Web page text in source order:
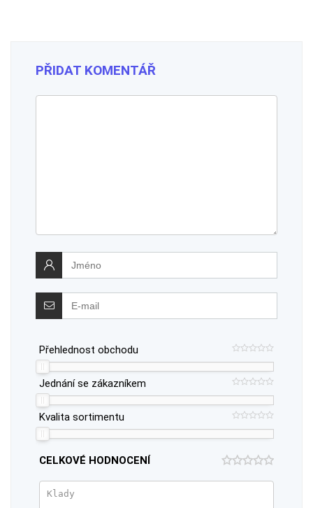
PŘIDAT KOMENTÁŘ
Přehlednost obchodu
Jednání se zákazníkem
Kvalita sortimentu
CELKOVÉ HODNOCENÍ